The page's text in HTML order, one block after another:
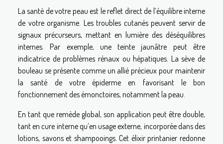
La santé de votre peau est le reflet direct de l’équilibre interne
de votre organisme. Les troubles cutanés peuvent servir de
signaux précurseurs, mettant en lumière des déséquilibres
internes. Par exemple, une teinte jaunâtre peut être
indicatrice de problèmes rénaux ou hépatiques. La sève de
bouleau se présente comme un allié précieux pour maintenir
la santé de votre épiderme en favorisant le bon
fonctionnement des émonctoires, notamment la peau.
En tant que remède global, son application peut être double,
tant en cure interne qu’en usage externe, incorporée dans des
lotions, savons et shampooings. Cet élixir printanier redonne